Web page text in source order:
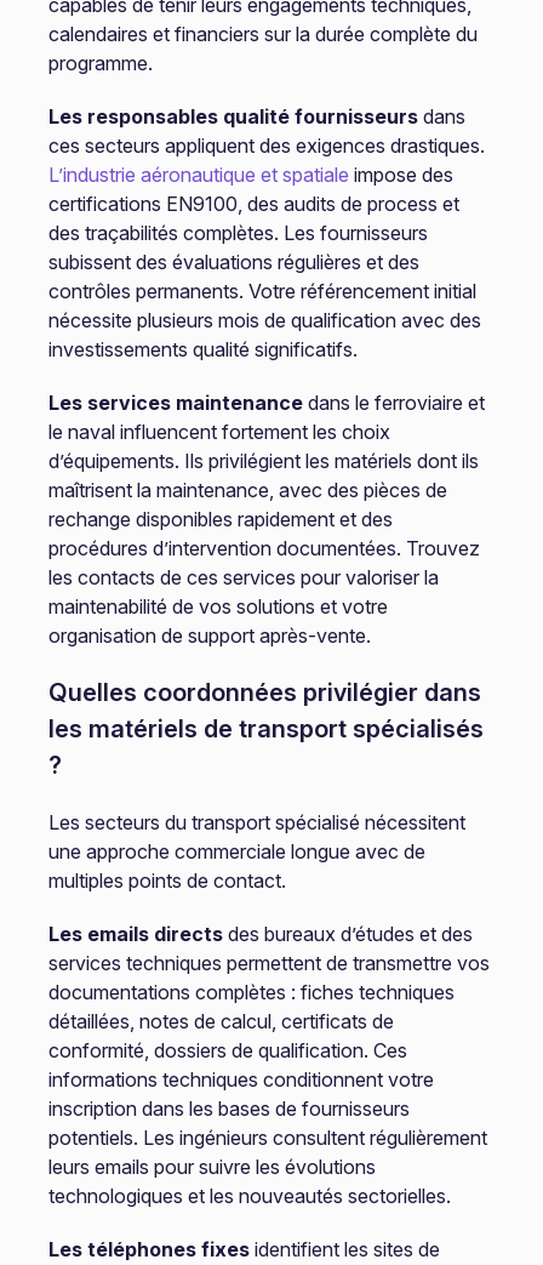
capables de tenir leurs engagements techniques,
calendaires et financiers sur la durée complète du
programme.
Les responsables qualité fournisseursdans
ces secteurs appliquent des exigences drastiques.
L’industrie aéronautique et spatiale impose des
certifications EN9100, des audits de process et
des traçabilités complètes. Les fournisseurs
subissent des évaluations régulières et des
contrôles permanents. Votre référencement initial
nécessite plusieurs mois de qualification avec des
investissements qualité significatifs.
Les services maintenancedans le ferroviaire et
le naval influencent fortement les choix
d’équipements. Ils privilégient les matériels dont ils
maîtrisent la maintenance, avec des pièces de
rechange disponibles rapidement et des
procédures d’intervention documentées. Trouvez
les contacts de ces services pour valoriser la
maintenabilité de vos solutions et votre
organisation de support après-vente.
Quelles coordonnées privilégier dans
les matériels de transport spécialisés
?
Les secteurs du transport spécialisé nécessitent
une approche commerciale longue avec de
multiples points de contact.
Les emails directsdes bureaux d’études et des
services techniques permettent de transmettre vos
documentations complètes : fiches techniques
détaillées, notes de calcul, certificats de
conformité, dossiers de qualification. Ces
informations techniques conditionnent votre
inscription dans les bases de fournisseurs
potentiels. Les ingénieurs consultent régulièrement
leurs emails pour suivre les évolutions
technologiques et les nouveautés sectorielles.
Les téléphones fixesidentifient les sites de